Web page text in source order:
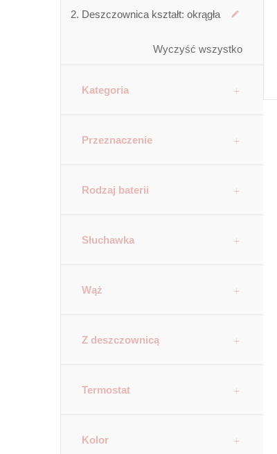
Deszczownica kształt: okrągła
Wyczyść wszystko
Kategoria
Przeznaczenie
Rodzaj baterii
Słuchawka
Wąż
Z deszczownicą
Termostat
Kolor